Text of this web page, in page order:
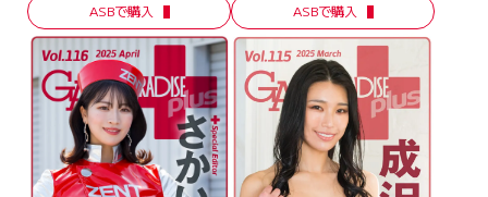
ASBで購入
ASBで購入